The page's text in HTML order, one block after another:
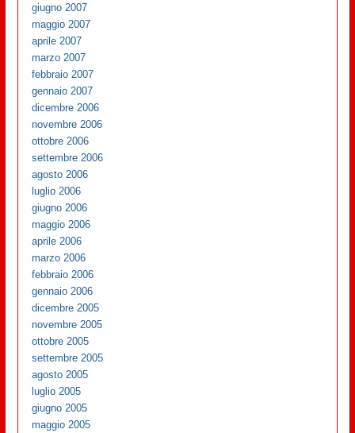
giugno 2007
maggio 2007
aprile 2007
marzo 2007
febbraio 2007
gennaio 2007
dicembre 2006
novembre 2006
ottobre 2006
settembre 2006
agosto 2006
luglio 2006
giugno 2006
maggio 2006
aprile 2006
marzo 2006
febbraio 2006
gennaio 2006
dicembre 2005
novembre 2005
ottobre 2005
settembre 2005
agosto 2005
luglio 2005
giugno 2005
maggio 2005